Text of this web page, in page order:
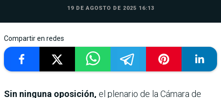
19 DE AGOSTO DE 2025 16:13
Compartir en redes
Sin ninguna oposición, el plenario de la Cámara de